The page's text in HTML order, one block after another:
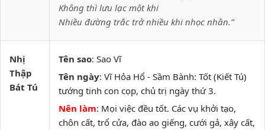
Không thì lưu lạc một khi
Nhiều đường trắc trở nhiều khi nhọc nhằn.”
Nhị
Thập
Bát Tú
Tên sao: Sao Vĩ
Tên ngày: Vĩ Hỏa Hổ - Sầm Bành: Tốt (Kiết Tú)
tướng tinh con cọp, chủ trị ngày thứ 3.
Nên làm: Mọi việc đều tốt. Các vụ khởi tạo,
chôn cất, trổ cửa, đào ao giếng, cưới gả, xây cất,